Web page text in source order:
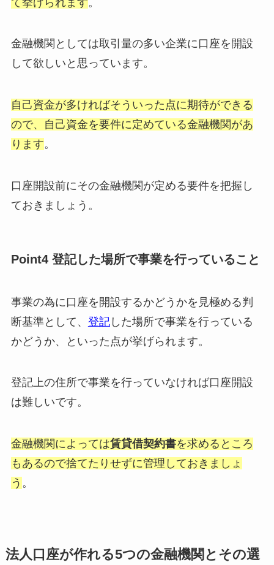
金融機関としては取引量の多い企業に口座を開設
して欲しいと思っています。
自己資金が多ければそういった点に期待ができる
ので、自己資金を要件に定めている金融機関があ
ります。
口座開設前にその金融機関が定める要件を把握し
ておきましょう。
Point4 登記した場所で事業を行っていること
事業の為に口座を開設するかどうかを見極める判
断基準として、 登記した場所で事業を行っている
かどうか、といった点が挙げられます。
登記上の住所で事業を行っていなければ口座開設
は難しいです。
金融機関によっては賃貸借契約書を求めるところ
もあるので捨てたりせずに管理しておきましょ
う 。
法人口座が作れる5つの金融機関とその選